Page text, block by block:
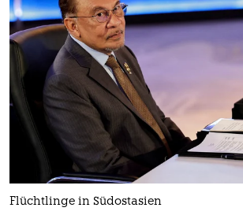
Flüchtlinge in Südostasien